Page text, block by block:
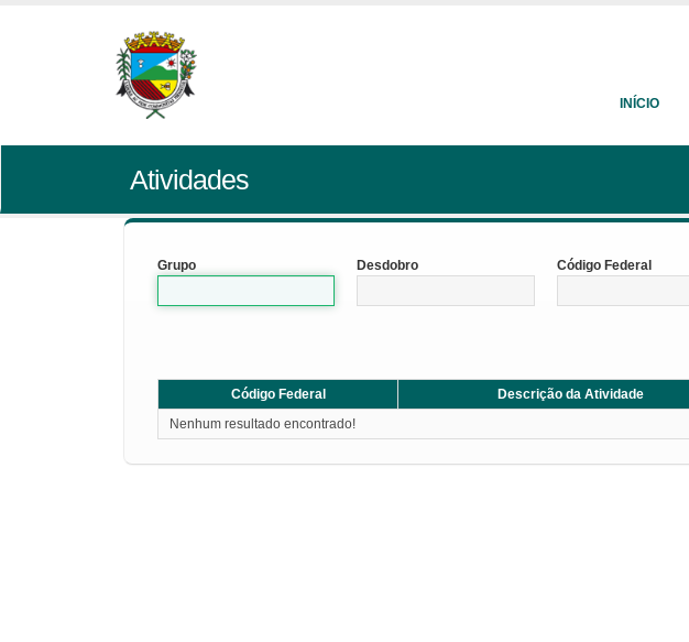
INÍCIO
Atividades
Grupo Desdobro Código Federal
Código Federal Descrição da Atividade
Nenhum resultado encontrado!